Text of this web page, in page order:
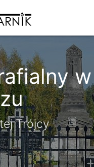
w
Trójcy
w
Trójcy